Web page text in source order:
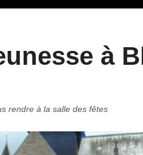
à
rendre à la salle des fêtes